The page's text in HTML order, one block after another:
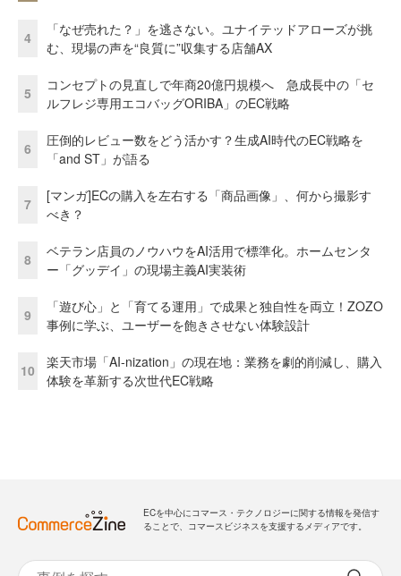
4
「なぜ売れた？」を逃さない。ユナイテッドアローズが挑
む、現場の声を“良質に”収集する店舗AX
5
コンセプトの見直しで年商20億円規模へ 急成長中の「セ
ルフレジ専用エコバッグORIBA」のEC戦略
6
圧倒的レビュー数をどう活かす？生成AI時代のEC戦略を
「and ST」が語る
7
[マンガ]ECの購入を左右する「商品画像」、何から撮影す
べき？
8
ベテラン店員のノウハウをAI活用で標準化。ホームセンタ
ー「グッデイ」の現場主義AI実装術
9
「遊び心」と「育てる運用」で成果と独自性を両立！ZOZO
事例に学ぶ、ユーザーを飽きさせない体験設計
10
楽天市場「AI-nization」の現在地：業務を劇的削減し、購入
体験を革新する次世代EC戦略
ECを中心にコマース・テクノロジーに関する情報を発信す
ることで、コマースビジネスを支援するメディアです。